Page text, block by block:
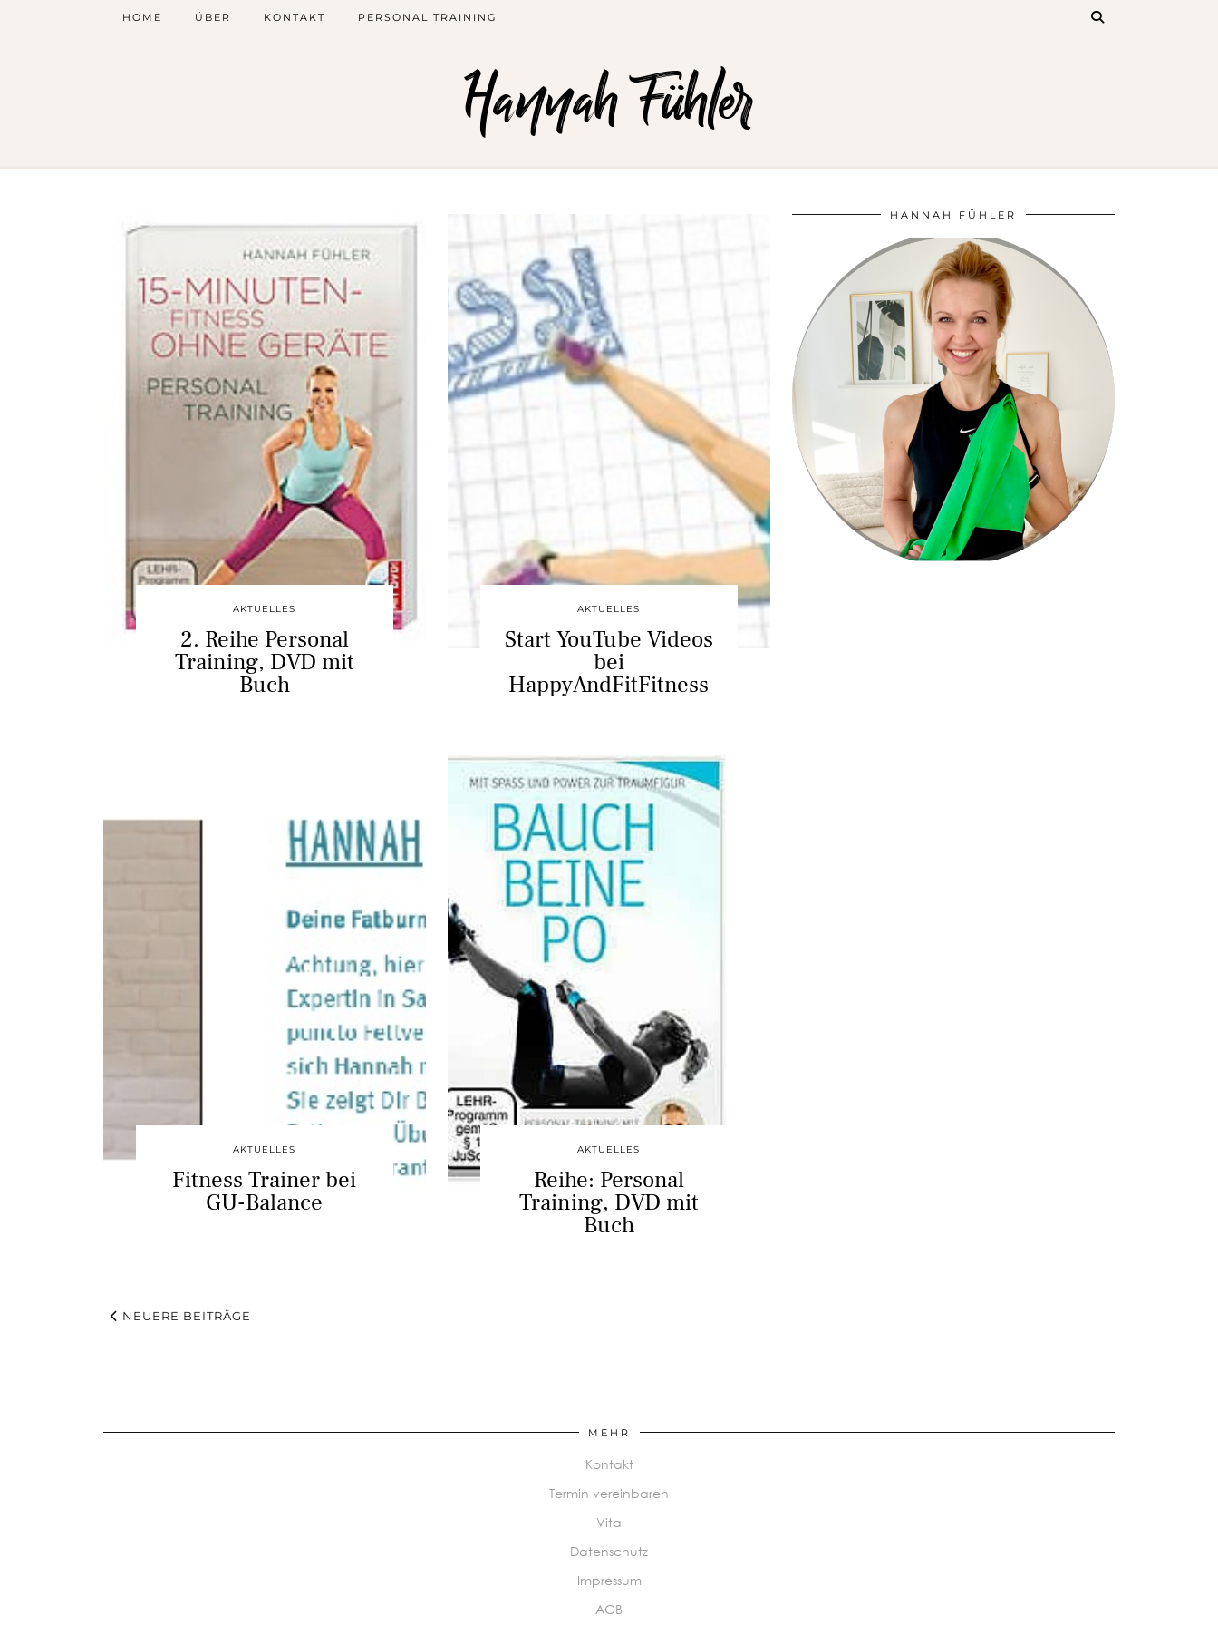
Hannah Fühler
HOME ÜBER KONTAKT PERSONAL TRAINING
AKTUELLES
2. Reihe Personal
Training, DVD mit
Buch
AKTUELLES
Start YouTube Videos
bei
HappyAndFitFitness
HANNAH FÜHLER
AKTUELLES
Fitness Trainer bei
GU-Balance
AKTUELLES
Reihe: Personal
Training, DVD mit
Buch
NEUERE BEITRÄGE
MEHR
Kontakt
Termin vereinbaren
Vita
Datenschutz
Impressum
AGB